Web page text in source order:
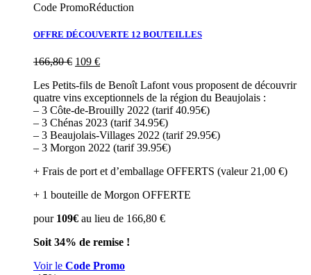
Code PromoRéduction
OFFRE DÉCOUVERTE 12 BOUTEILLES
166,80€ 109 €
Les Petits-fils de Benoît Lafont vous proposent de découvrir
quatre vins exceptionnels de la région du Beaujolais :
– 3 Côte-de-Brouilly 2022 (tarif 40.95€)
– 3 Chénas 2023 (tarif 34.95€)
– 3 Beaujolais-Villages 2022 (tarif 29.95€)
– 3 Morgon 2022 (tarif 39.95€)
+ Frais de port et d’emballage OFFERTS (valeur 21,00 €)
+ 1 bouteille de Morgon OFFERTE
pour 109€ au lieu de 166,80 €
Soit 34% de remise !
Voir le Code Promo